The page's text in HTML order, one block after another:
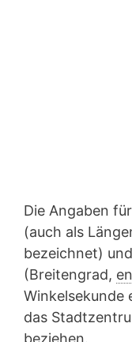
Die Angaben
(auch als
bezeichnet)
(Breitengrad,
Winkelsekunde
das
beziehen.